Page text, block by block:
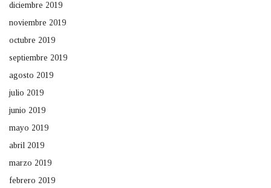
diciembre 2019
noviembre 2019
octubre 2019
septiembre 2019
agosto 2019
julio 2019
junio 2019
mayo 2019
abril 2019
marzo 2019
febrero 2019